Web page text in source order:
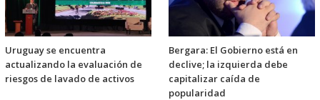
Uruguay se encuentra
actualizando la evaluación de
riesgos de lavado de activos
Bergara: El Gobierno está en
declive; la izquierda debe
capitalizar caída de
popularidad